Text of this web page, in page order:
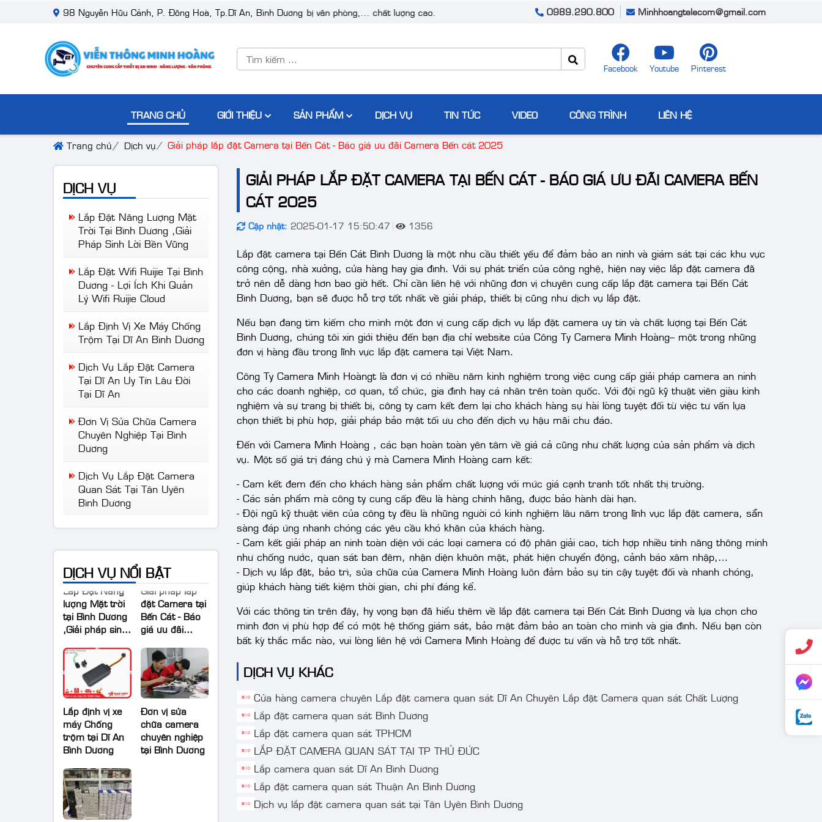
98 Nguyễn Hữu Cảnh, P. Đông Hoà, Tp.Dĩ An, Bình Dương
cung cấp và lắp đặt camera quan sát, thiết bị năng lượng, thiết bị văn phòng,... chất lượng cao. 0989.290.800 Minhhoangtelecom@gmail.com
Facebook Youtube Pinterest
TRANG CHỦ GIỚI THIỆU SẢN PHẨM DỊCH VỤ TIN TỨC VIDEO CÔNG TRÌNH LIÊN HỆ
Trang chủ Dịch vụ Giải pháp lắp đặt Camera tại Bến Cát - Báo giá ưu đãi Camera Bến cát 2025
GIẢI PHÁP LẮP ĐẶT CAMERA TẠI BẾN CÁT - BÁO GIÁ ƯU ĐÃI CAMERA BẾN
CÁT 2025
Cập nhật: 2025-01-17 15:50:47 1356
Lắp đặt camera tại Bến Cát Bình Dương là một nhu cầu thiết yếu để đảm bảo an ninh và giám sát tại các khu vực
công cộng, nhà xưởng, cửa hàng hay gia đình. Với sự phát triển của công nghệ, hiện nay việc lắp đặt camera đã
trở nên dễ dàng hơn bao giờ hết. Chỉ cần liên hệ với những đơn vị chuyên cung cấp lắp đặt camera tại Bến Cát
Bình Dương, bạn sẽ được hỗ trợ tốt nhất về giải pháp, thiết bị cũng như dịch vụ lắp đặt.
Nếu bạn đang tìm kiếm cho mình một đơn vị cung cấp dịch vụ lắp đặt camera uy tín và chất lượng tại Bến Cát
Bình Dương, chúng tôi xin giới thiệu đến bạn địa chỉ website của Công Ty Camera Minh Hoàng– một trong những
đơn vị hàng đầu trong lĩnh vực lắp đặt camera tại Việt Nam.
Công Ty Camera Minh Hoàngt là đơn vị có nhiều năm kinh nghiệm trong việc cung cấp giải pháp camera an ninh
cho các doanh nghiệp, cơ quan, tổ chức, gia đình hay cá nhân trên toàn quốc. Với đội ngũ kỹ thuật viên giàu kinh
nghiệm và sự trang bị thiết bị, công ty cam kết đem lại cho khách hàng sự hài lòng tuyệt đối từ việc tư vấn lựa
chọn thiết bị phù hợp, giải pháp bảo mật tối ưu cho đến dịch vụ hậu mãi chu đáo.
Đến với Camera Minh Hoàng , các bạn hoàn toàn yên tâm về giá cả cũng như chất lượng của sản phẩm và dịch
vụ. Một số giá trị đáng chú ý mà Camera Minh Hoàng cam kết:
- Cam kết đem đến cho khách hàng sản phẩm chất lượng với mức giá cạnh tranh tốt nhất thị trường.
- Các sản phẩm mà công ty cung cấp đều là hàng chính hãng, được bảo hành dài hạn.
- Đội ngũ kỹ thuật viên của công ty đều là những người có kinh nghiệm lâu năm trong lĩnh vực lắp đặt camera, sẵn
sàng đáp ứng nhanh chóng các yêu cầu khó khăn của khách hàng.
- Cam kết giải pháp an ninh toàn diện với các loại camera có độ phân giải cao, tích hợp nhiều tính năng thông minh
như chống nước, quan sát ban đêm, nhận diện khuôn mặt, phát hiện chuyển động, cảnh báo xâm nhập,…
- Dịch vụ lắp đặt, bảo trì, sửa chữa của Camera Minh Hoàng luôn đảm bảo sự tin cậy tuyệt đối và nhanh chóng,
giúp khách hàng tiết kiệm thời gian, chi phí đáng kể.
Với các thông tin trên đây, hy vọng bạn đã hiểu thêm về lắp đặt camera tại Bến Cát Bình Dương và lựa chọn cho
mình đơn vị phù hợp để có một hệ thống giám sát, bảo mật đảm bảo an toàn cho mình và gia đình. Nếu bạn còn
bất kỳ thắc mắc nào, vui lòng liên hệ với Camera Minh Hoàng để được tư vấn và hỗ trợ tốt nhất.
DỊCH VỤ KHÁC
Cửa hàng camera chuyên Lắp đặt camera quan sát Dĩ An Chuyên Lắp đặt Camera quan sát Chất Lượng
Lắp đặt camera quan sát Bình Dương
Lắp đặt camera quan sát TPHCM
LẮP ĐẶT CAMERA QUAN SÁT TẠI TP THỦ ĐỨC
Lắp camera quan sát Dĩ An Bình Dương
Lắp đặt camera quan sát Thuận An Bình Dương
Dịch vụ lắp đặt camera quan sát tại Tân Uyên Bình Dương
DỊCH VỤ
Lắp Đặt Năng Lượng Mặt
Trời Tại Bình Dương ,Giải
Pháp Sinh Lời Bền Vững
Lắp Đặt Wifi Ruijie Tại Bình
Dương - Lợi Ích Khi Quản
Lý Wifi Ruijie Cloud
Lắp Định Vị Xe Máy Chống
Trộm Tại Dĩ An Bình Dương
Dịch Vụ Lắp Đặt Camera
Tại Dĩ An Uy Tín Lâu Đời
Tại Dĩ An
Đơn Vị Sửa Chữa Camera
Chuyên Nghiệp Tại Bình
Dương
Dịch Vụ Lắp Đặt Camera
Quan Sát Tại Tân Uyên
Bình Dương
DỊCH VỤ NỔI BẬT
Lắp Đặt Năng
lượng Mặt trời
tại Bình Dương
,Giải pháp sinh
lời bền vững
Giải pháp lắp
đặt Camera tại
Bến Cát - Báo
giá ưu đãi
Camera Bến
cát 2025
Lắp định vị xe
máy Chống
trộm tại Dĩ An
Bình Dương
chữa camera
chuyên nghiệp
tại Bình Dương